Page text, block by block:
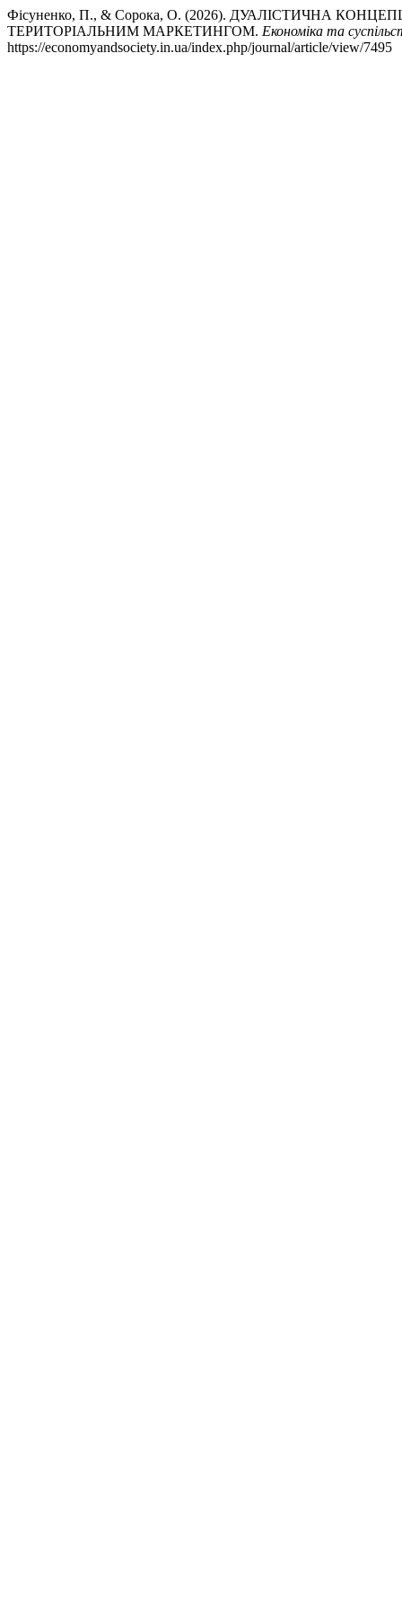
Фісуненко, П., & Сорока, О. (2026). ДУАЛІСТИЧНА
ТЕРИТОРІАЛЬНИМ МАРКЕТИНГОМ. Економіка та
https://economyandsociety.in.ua/index.php/journal/article/view/7495